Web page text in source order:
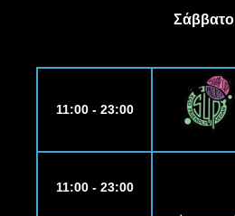
Σάββατο
11:00 - 23:00
11:00 - 23:00